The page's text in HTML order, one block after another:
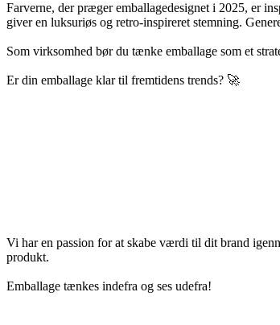
Farverne, der præger emballagedesignet i 2025, er
giver en luksuriøs og retro-inspireret stemning.
Som virksomhed bør du tænke emballage som et
Er din emballage klar til fremtidens trends? 🚀
Vi har en passion for at skabe værdi til dit brand
produkt.
Emballage tænkes indefra og ses udefra!